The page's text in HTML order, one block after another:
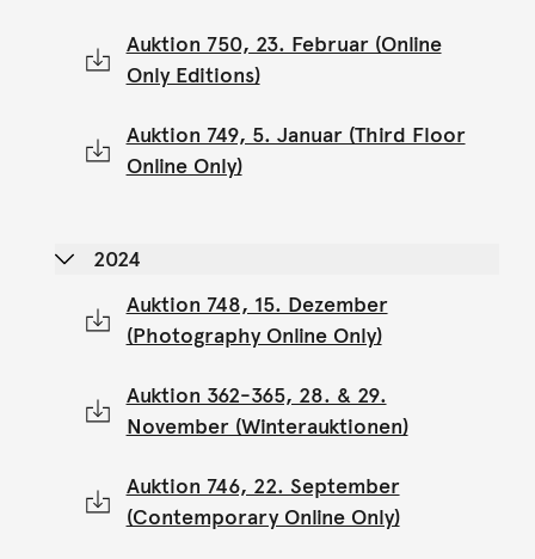
Auktion 750, 23. Februar (Online
Only Editions)
Auktion 749, 5. Januar (Third Floor
Online Only)
2024
Auktion 748, 15. Dezember
(Photography Online Only)
Auktion 362-365, 28. & 29.
November (Winterauktionen)
Auktion 746, 22. September
(Contemporary Online Only)